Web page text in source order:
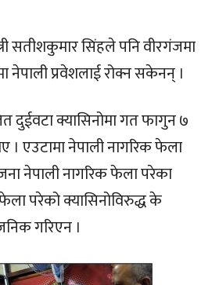
सतीशकुमार सिंहले पनि वीरगंजमा
नेपाली प्रवेशलाई रोक्न सकेनन् ।
दुईवटा क्यासिनोमा गत फागुन ७
। एउटामा नेपाली नागरिक फेला
नेपाली नागरिक फेला परेका
परेको क्यासिनोविरुद्ध के
गरिएन ।